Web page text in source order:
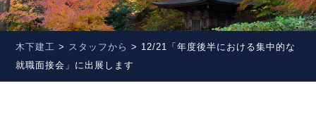
木下建工 > スタッフから > 12/21「年度後半における集中的な
就職面接会」に出展します